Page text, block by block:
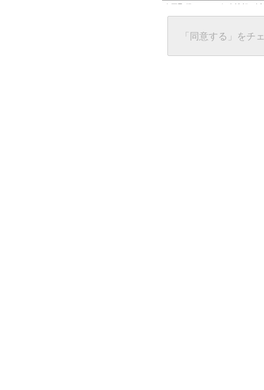
今回取得している個人情報は
任意の名前
グローバルIPアドレス
接続ホスト情報
５．個人情報に関す
「同意する」をチ